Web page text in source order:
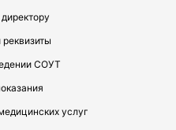
СОУТ
услуг